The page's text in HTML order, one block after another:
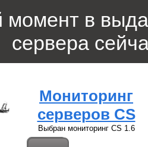
в
сервера
Мониторинг
серверов CS
Выбран мониторинг CS 1.6